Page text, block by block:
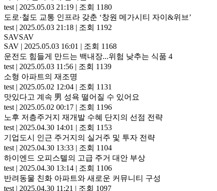
test | 2025.05.03 21:19 | 조회 1180
도로·철도 교통 인프라 갖춘 ‘창원 메가시티 자이&위브’
test | 2025.05.03 21:18 | 조회 1192
SAVSAV
SAV | 2025.05.03 16:01 | 조회 1168
운전도 힘들게 만드는 백내장...위험 낮추는 식품 4
test | 2025.05.03 11:56 | 조회 1139
소형 아파트의 재조명
test | 2025.05.02 12:04 | 조회 1131
맛있다고 계속 男 성욕 떨어질 수 있어요
test | 2025.05.02 00:17 | 조회 1196
노후 저층주거지 재개발 수혜 단지의 선점 전략
test | 2025.04.30 14:01 | 조회 1153
기업도시 인근 주거지의 실거주 및 투자 전략
test | 2025.04.30 13:33 | 조회 1104
하이엔드 오피스텔의 고급 주거 대안 부상
test | 2025.04.30 13:14 | 조회 1106
반려동물 친화 아파트와 새로운 커뮤니티 구성
test | 2025.04.30 11:21 | 조회 1097